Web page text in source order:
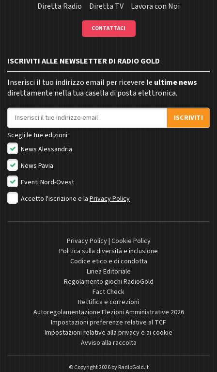
Diretta Radio
Diretta TV Lavora con Noi
CONTATTACI
ISCRIVITI ALLE NEWSLETTER DI RADIO GOLD
Inserisci il tuo indirizzo email per ricevere le ultime news
direttamente nella tua casella di posta elettronica.
Indirizzo email
ISCRIVITI
Scegli le tue edizioni:
News Alessandria
News Pavia
Eventi Nord-Ovest
Accetto l'iscrizione e la Privacy Policy
Privacy Policy| Cookie Policy
Politica sulla diversità e inclusione
Codice etico e di condotta
Linea Editoriale
Regolamento giochi RadioGold
Fact Check
Rettifica e correzioni
Autoregolamentazione Elezioni Amministrative 2026
Impostazioni preferenze relative al TCF
Impostazioni relative alla privacy e ai cookie
Avviso alla raccolta
© Copyright 2026 byRadioGold.it